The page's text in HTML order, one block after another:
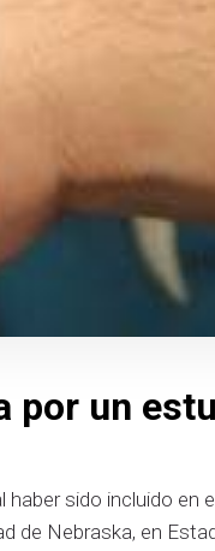
por un
sido incluido en
de Nebraska, en